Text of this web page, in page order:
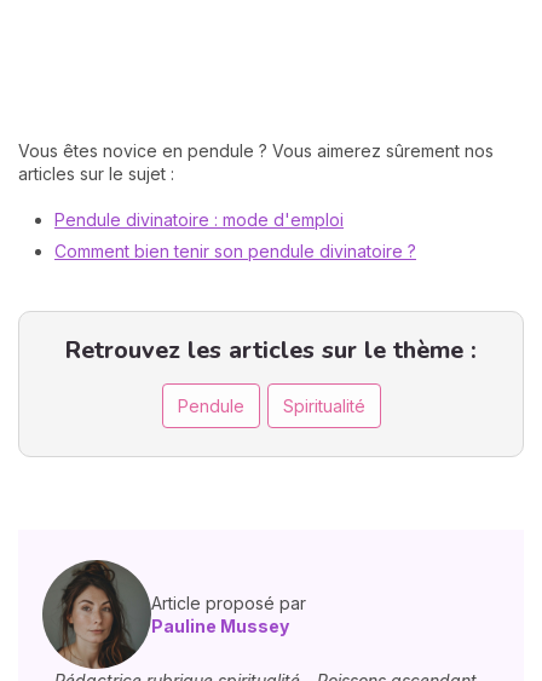
Vous êtes novice en pendule ? Vous aimerez sûrement nos
articles sur le sujet :
Pendule divinatoire : mode d'emploi
Comment bien tenir son pendule divinatoire ?
Retrouvez les articles sur le thème :
Pendule Spiritualité
Article proposé par
Pauline Mussey